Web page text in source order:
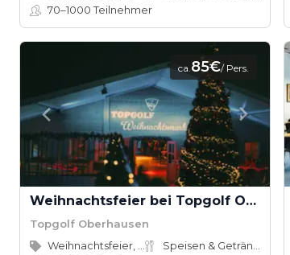
70–1000Teilnehmer
ca.85€/ Pers.
Weihnachtsfeier bei Topgolf Oberhausen
Topgolf Oberhausen